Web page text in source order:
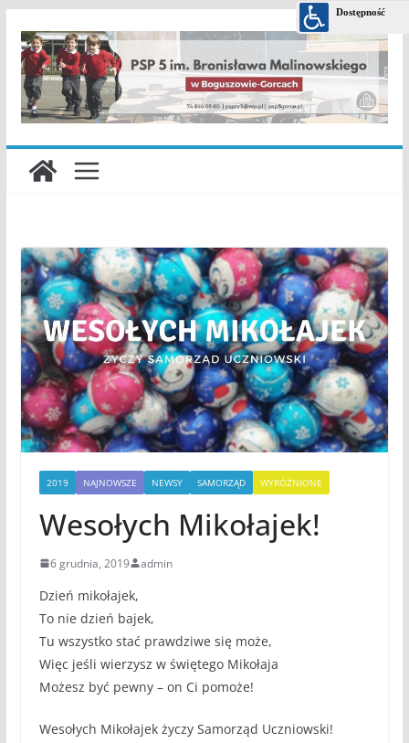
treści
2019 NAJNOWSZE NEWSY SAMORZĄD WYRÓŻNIONE
Wesołych Mikołajek!
6 grudnia, 2019 admin
Dzień mikołajek ,
To nie dzień bajek,
Tu wszystko stać prawdziwe się może,
Więc jeśli wierzysz w świętego Mikołaja
Możesz być pewny – on Ci pomoże!
Wesołych Mikołajek życzy Samorząd Uczniowski!